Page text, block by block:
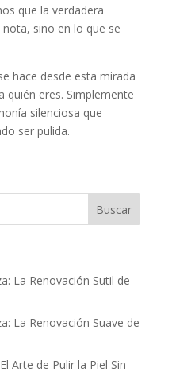
que la verdadera
sino en lo que se
hace desde esta mirada
quién eres. Simplemente
silenciosa que
ser pulida.
La Renovación Sutil de
La Renovación Suave de
Arte de Pulir la Piel Sin